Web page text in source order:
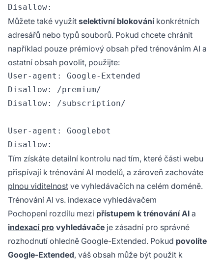
Můžete také využít selektivní blokováníkonkrétních
adresářů nebo typů souborů. Pokud chcete chránit
například pouze prémiový obsah před trénováním AI a
ostatní obsah povolit, použijte:
User-agent: Google-Extended
Disallow: /premium/
Disallow: /subscription/
User-agent: Googlebot
Tím získáte detailní kontrolu nad tím, které části webu
přispívají k trénování AI modelů, a zároveň zachováte
plnou viditelnost ve vyhledávačích na celém doméně.
Trénování AI vs. indexace vyhledávačem
Pochopení rozdílu mezi přístupem k trénování AI a
indexací pro vyhledávače je zásadní pro správné
rozhodnutí ohledně Google-Extended. Pokud povolíte
Google-Extended, váš obsah může být použit k